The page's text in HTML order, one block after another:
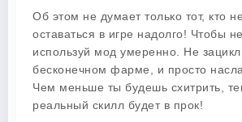
Об этом не думает только тот, кто
оставаться в игре надолго! Чтобы
используй мод умеренно. Не
бесконечном фарме, и просто
Чем меньше ты будешь схитрить,
реальный скилл будет в прок!